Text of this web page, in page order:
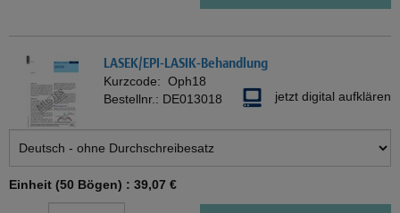
LASEK/EPI-LASIK-Behandlung
Kurzcode: Oph18
Bestellnr.: DE013018 jetzt digital aufklären
Einheit (50 Bögen) : 39,07 €